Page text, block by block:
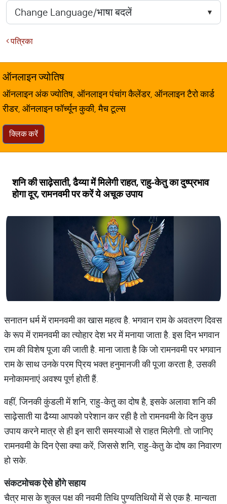
पत्रिका
ऑनलाइन ज्योतिष
ऑनलाइन अंक ज्योतिष, ऑनलाइन पंचांग कैलेंडर, ऑनलाइन टैरो कार्ड
रीडर, ऑनलाइन फॉर्च्यून कुकी, मैच टूल्स
क्लिक करें
शनि की साढ़ेसाती, ढैय्या में मिलेगी राहत, राहु-केतु का दुष्प्रभाव
होगा दूर, रामनवमी पर करें ये अचूक उपाय
सनातन धर्म में रामनवमी का खास महत्व है. भगवान राम के अवतरण दिवस
के रूप में रामनवमी का त्योहार देश भर में मनाया जाता है. इस दिन भगवान
राम की विशेष पूजा की जाती है. माना जाता है कि जो रामनवमी पर भगवान
राम के साथ उनके परम प्रिय भक्त हनुमानजी की पूजा करता है, उसकी
मनोकामनाएं अवश्य पूर्ण होती हैं.
वहीं, जिनकी कुंडली में शनि, राहु-केतु का दोष है, इसके अलावा शनि की
साढ़ेसाती या ढैय्या आपको परेशान कर रही है तो रामनवमी के दिन कुछ
उपाय करने मात्र से ही इन सारी समस्याओं से राहत मिलेगी. तो जानिए
रामनवमी के दिन ऐसा क्या करें, जिससे शनि, राहु-केतु के दोष का निवारण
हो सके.
संकटमोचकऐसेहोंगेसहाय
चैत्र मास के शुक्ल पक्ष की नवमी तिथि पुण्यतिथियों में से एक है. मान्यता